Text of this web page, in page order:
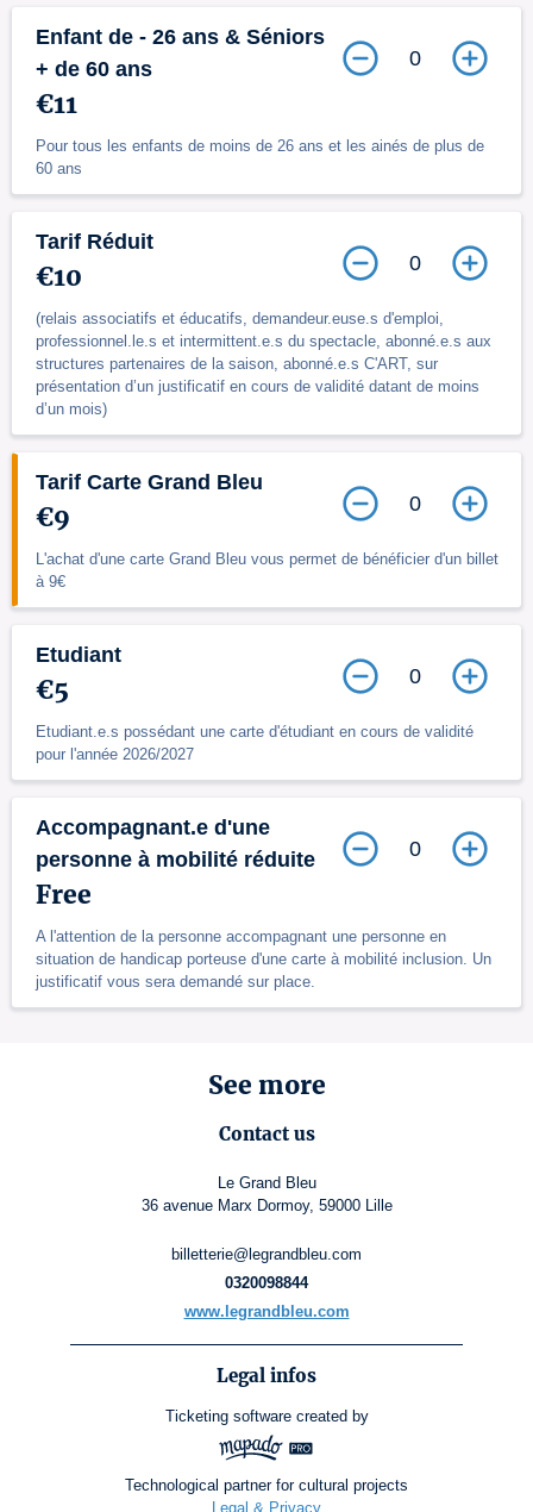
Enfant de - 26 ans & Séniors
+ de 60 ans
€11
Pour tous les enfants de moins de 26 ans et les ainés de plus de
60 ans
0
Tarif Réduit
€10
(relais associatifs et éducatifs, demandeur.euse.s d'emploi,
professionnel.le.s et intermittent.e.s du spectacle, abonné.e.s aux
structures partenaires de la saison, abonné.e.s C'ART, sur
présentation d’un justificatif en cours de validité datant de moins
d’un mois)
0
Tarif Carte Grand Bleu
€9
L'achat d'une carte Grand Bleu vous permet de bénéficier d'un billet
à 9€
0
Etudiant
€5
Etudiant.e.s possédant une carte d'étudiant en cours de validité
pour l'année 2026/2027
0
Accompagnant.e d'une
personne à mobilité réduite
Free
A l'attention de la personne accompagnant une personne en
situation de handicap porteuse d'une carte à mobilité inclusion. Un
justificatif vous sera demandé sur place.
0
See more
Contact us
Le Grand Bleu
36 avenue Marx Dormoy, 59000 Lille
billetterie@legrandbleu.com
0320098844
www.legrandbleu.com
Legal infos
Ticketing software created by
Technological partner for cultural projects
Legal & Privacy